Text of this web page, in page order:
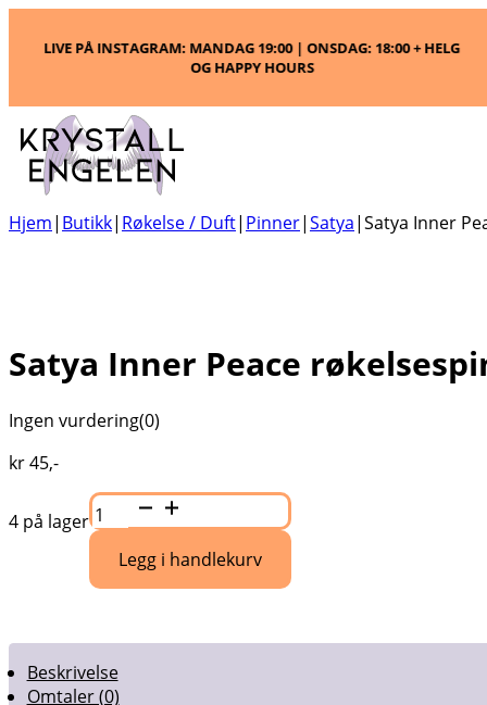
LIVE PÅ INSTAGRAM: MANDAG 19:00 | ONSDAG: 18:00 + HELG
OG HAPPY HOURS
Hjem| Butikk| Røkelse / Duft| Pinner|Satya|Satya Inner
Satya Inner Peace
Ingen vurdering(0)
kr45,-
4 på lager
Satya
Inner
Peace
røkelsespinner
antall
Legg i handlekurv
Beskrivelse
Omtaler (0)